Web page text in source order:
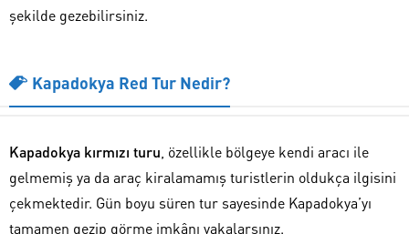
şekilde gezebilirsiniz.
Kapadokya Red Tur Nedir?
Kapadokya kırmızı turu , özellikle bölgeye kendi aracı ile
gelmemiş ya da araç kiralamamış turistlerin oldukça ilgisini
çekmektedir. Gün boyu süren tur sayesinde Kapadokya’yı
tamamen gezip görme imkânı yakalarsınız.